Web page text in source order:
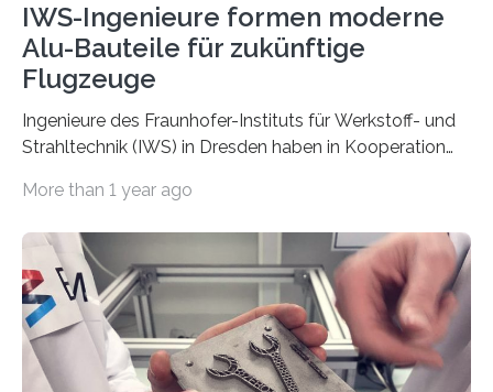
IWS-Ingenieure formen moderne
Alu-Bauteile für zukünftige
Flugzeuge
Ingenieure des Fraunhofer-Instituts für Werkstoff- und
Strahltechnik (IWS) in Dresden haben in Kooperation
More than 1 year ago